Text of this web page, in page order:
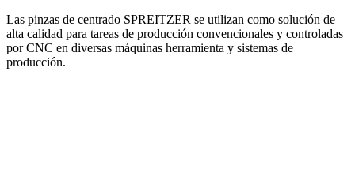
Las pinzas de centrado SPREITZER se utilizan como solución de
alta calidad para tareas de producción convencionales y controladas
por CNC en diversas máquinas herramienta y sistemas de
producción.